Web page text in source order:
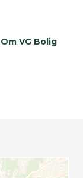
Om VG Bolig